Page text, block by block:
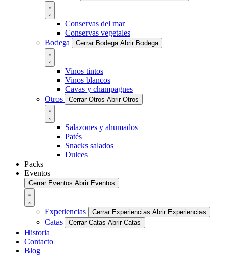
Conservas del mar
Conservas vegetales
Bodega
Cerrar Bodega Abrir Bodega
Vinos tintos
Vinos blancos
Cavas y champagnes
Otros
Cerrar Otros Abrir Otros
Salazones y ahumados
Patés
Snacks salados
Dulces
Packs
Eventos
Cerrar Eventos Abrir Eventos
Experiencias Cerrar Experiencias Abrir Experiencias
Catas Cerrar Catas Abrir Catas
Historia
Contacto
Blog